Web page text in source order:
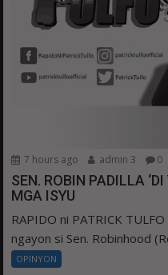
7 hours ago admin 3 0
SEN. ROBIN PADILLA
MGA ISYU
RAPIDO ni PATRICK
ngayon si Sen. Robinhood
OPINYON